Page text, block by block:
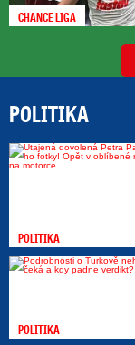
CHANCE LIGA
POLITIKA
POLITIKA
POLITIKA